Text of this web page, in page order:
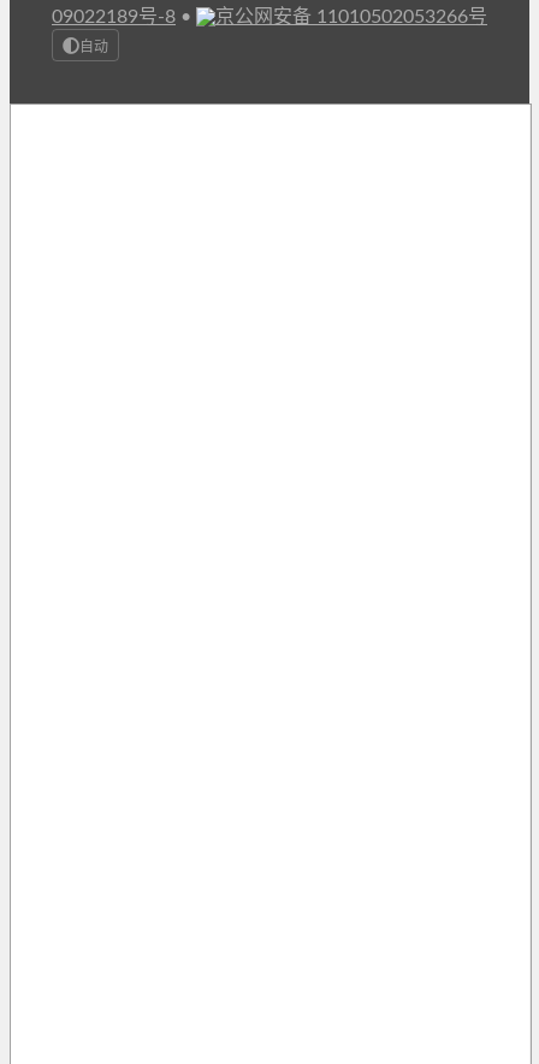
09022189号-8 • 京公网安备 11010502053266号
自动